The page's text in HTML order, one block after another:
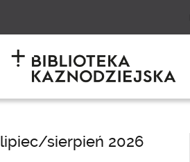
lipiec/sierpień 2026